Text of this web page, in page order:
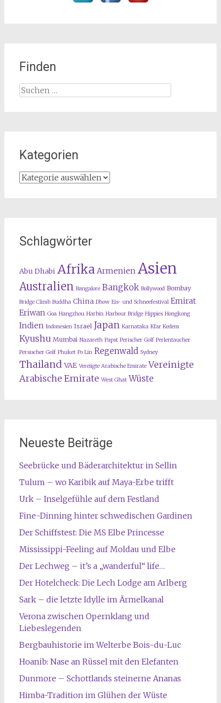
Finden
Suchen
nach:
Kategorien
Kategorien
Schlagwörter
Abu Dhabi Afrika Armenien Asien
Australien Bangalore Bangkok Bollywood Bombay
Bridge Climb Buddha China Dhow Eis- und Schneefestival Emirat
Eriwan Goa Hangzhou Harbin Harbour Bridge Hippies Hongkong
Indien Indonesien Israel Japan Karnataka Kfar Kedem
Kyushu Mumbai Nazareth Papst Perischer Golf Perlentaucher
Persischer Golf Phuket Po Lin Regenwald Sydney
Thailand VAE Vereiigte Arabische Emirate Vereinigte
Arabische Emirate West Ghat Wüste
Neueste Beiträge
Seebrücke und Bäderarchitektur in Sellin
Tulum – wo Karibik auf Maya-Erbe trifft
Urk – Inselgefühle auf dem Festland
Fine-Dinning hinter schwedischen Gardinen
Der Schiffstest: Die MS Elbe Princesse
Mississippi-Feeling auf Moldau und Elbe
Der Lechweg – it’s a „wanderful“ life…
Der Hotelcheck: Die Lech Lodge am Arlberg
Sark – die letzte Idylle im Ärmelkanal
Verona zwischen Opernklang und
Liebeslegenden
Bergbauhistorie im Welterbe Bois-du-Luc
Hoanib: Nase an Rüssel mit den Elefanten
Dunmore – Schottlands steinerne Ananas
Himba-Tradition im Glühen der Wüste